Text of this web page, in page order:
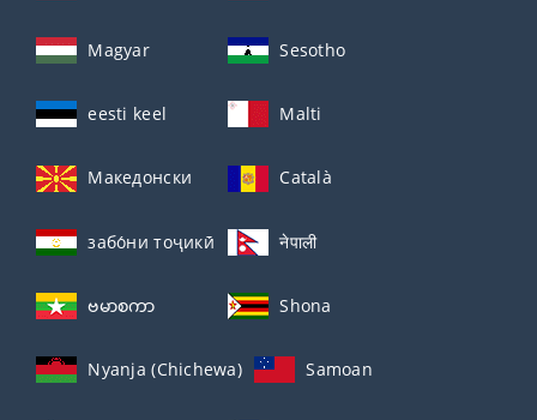
Magyar Sesotho
eesti keel Malti
Македонски Català
забо́ни тоҷикӣ́ नेपाली
ဗမာစကာ Shona
Nyanja (Chichewa) Samoan